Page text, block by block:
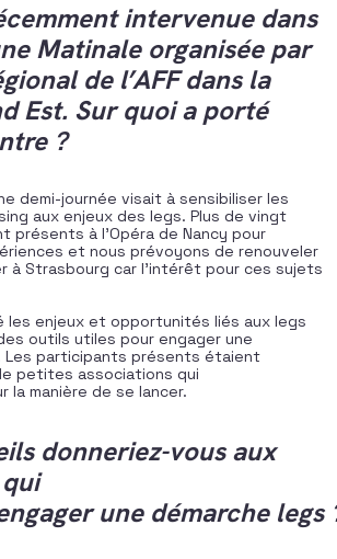
intervenue dans
Matinale organisée par
de l’AFF dans la
Est. Sur quoi a porté
?
demi-journée visait à sensibiliser les
aux enjeux des legs. Plus de vingt
présents à l’Opéra de Nancy pour
et nous prévoyons de renouveler
à Strasbourg car l’intérêt pour ces sujets
les enjeux et opportunités liés aux legs
outils utiles pour engager une
Les participants présents étaient
petites associations qui
la manière de se lancer.
donneriez-vous aux
une démarche legs